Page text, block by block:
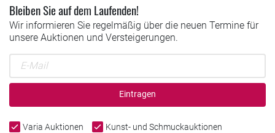
Bleiben Sie auf dem Laufenden!
Wir informieren Sie regelmäßig über die neuen Termine für
unsere Auktionen und Versteigerungen.
Eintragen
Varia Auktionen
Kunst- und Schmuckauktionen